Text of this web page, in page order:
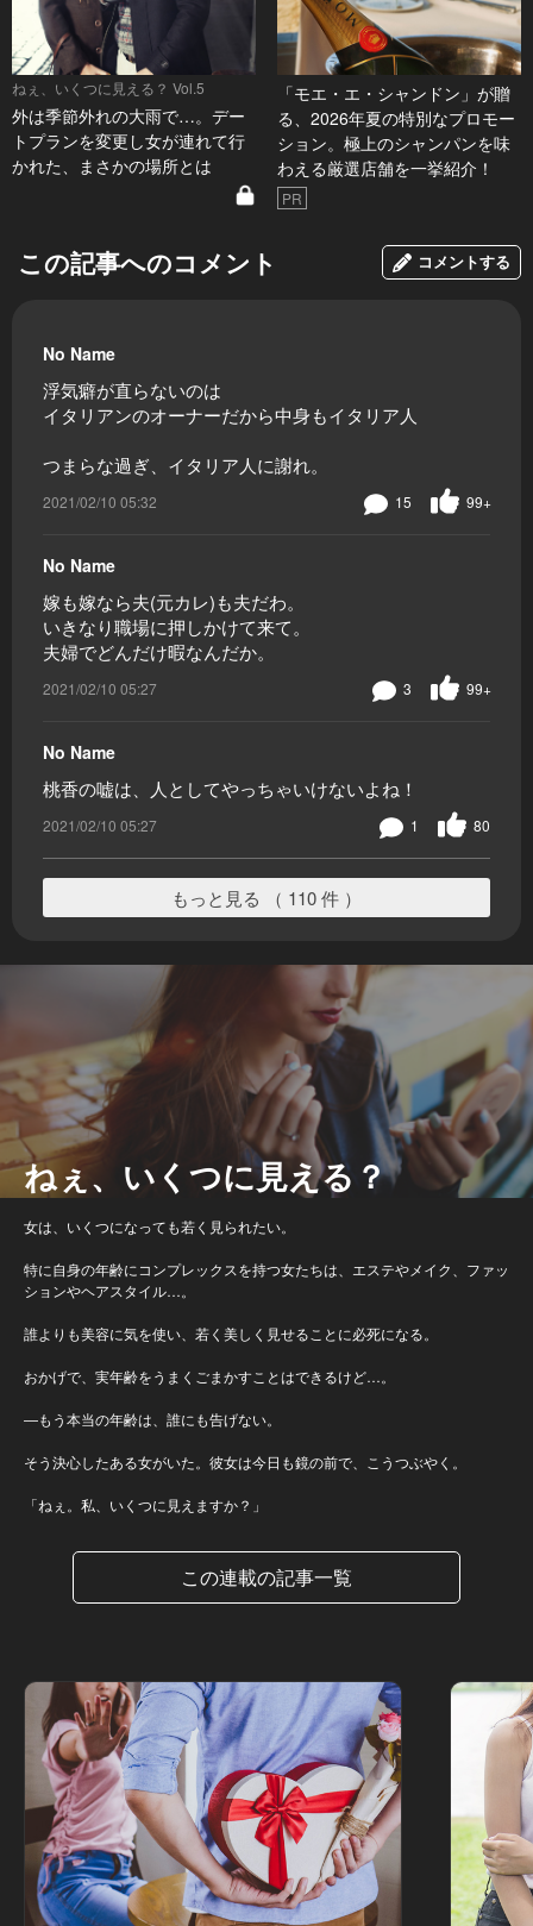
ねぇ、いくつに見える？ Vol.5
外は季節外れの大雨で…。デー
トプランを変更し女が連れて行
かれた、まさかの場所とは
「モエ・エ・シャンドン」が贈
る、2026年夏の特別なプロモー
ション。極上のシャンパンを味
わえる厳選店舗を一挙紹介！
PR
この記事へのコメント コメントする
No Name
浮気癖が直らないのは
イタリアンのオーナーだから中身もイタリア人
つまらな過ぎ、イタリア人に謝れ。
2021/02/10 05:32 99+
15
No Name
嫁も嫁なら夫(元カレ)も夫だわ。
いきなり職場に押しかけて来て。
夫婦でどんだけ暇なんだか。
2021/02/10 05:27 99+
3
No Name
桃香の嘘は、人としてやっちゃいけないよね！
2021/02/10 05:27 80
1
もっと見る （ 110 件 ）
ねぇ、いくつに見える？
女は、いくつになっても若く見られたい。
特に自身の年齢にコンプレックスを持つ女たちは、エステやメイク、ファッ
ションやヘアスタイル…。
誰よりも美容に気を使い、若く美しく見せることに必死になる。
おかげで、実年齢をうまくごまかすことはできるけど…。
―もう本当の年齢は、誰にも告げない。
そう決心したある女がいた。彼女は今日も鏡の前で、こうつぶやく。
「ねぇ。私、いくつに見えますか？」
この連載の記事一覧